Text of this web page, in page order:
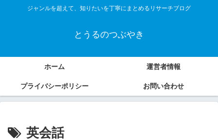
ジャンルを超えて、知りたいを丁寧にまとめるリサーチブログ
とうるのつぶやき
ホーム 運営者情報
プライバシーポリシー お問い合わせ
英会話